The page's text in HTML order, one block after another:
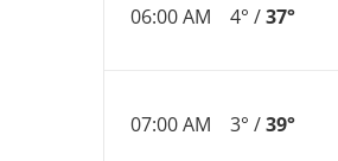
06:00 AM 4° /37°
07:00 AM 3° /39°